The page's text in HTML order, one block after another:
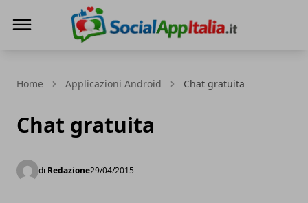
Home Applicazioni Android Chat gratuita
Chat gratuita
di Redazione29/04/2015